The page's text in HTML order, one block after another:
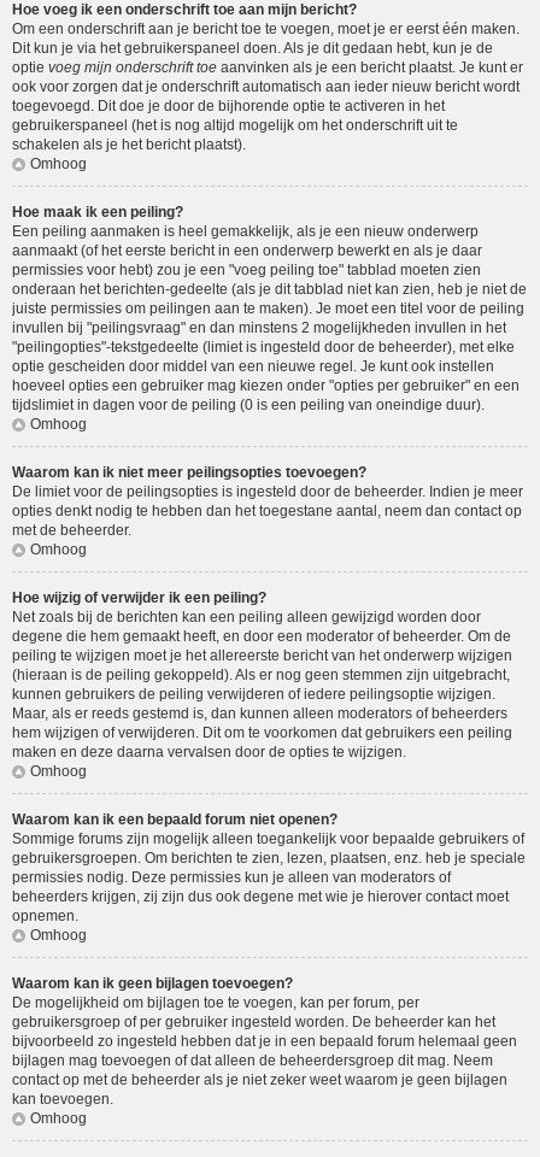
Hoe voeg ik een onderschrift toe aan mijn bericht?
Om een onderschrift aan je bericht toe te voegen, moet je er eerst één maken.
Dit kun je via het gebruikerspaneel doen. Als je dit gedaan hebt, kun je de
optie voeg mijn onderschrift toe aanvinken als je een bericht plaatst. Je kunt er
ook voor zorgen dat je onderschrift automatisch aan ieder nieuw bericht wordt
toegevoegd. Dit doe je door de bijhorende optie te activeren in het
gebruikerspaneel (het is nog altijd mogelijk om het onderschrift uit te
schakelen als je het bericht plaatst).
Omhoog
Hoe maak ik een peiling?
Een peiling aanmaken is heel gemakkelijk, als je een nieuw onderwerp
aanmaakt (of het eerste bericht in een onderwerp bewerkt en als je daar
permissies voor hebt) zou je een "voeg peiling toe" tabblad moeten zien
onderaan het berichten-gedeelte (als je dit tabblad niet kan zien, heb je niet de
juiste permissies om peilingen aan te maken). Je moet een titel voor de peiling
invullen bij "peilingsvraag" en dan minstens 2 mogelijkheden invullen in het
"peilingopties"-tekstgedeelte (limiet is ingesteld door de beheerder), met elke
optie gescheiden door middel van een nieuwe regel. Je kunt ook instellen
hoeveel opties een gebruiker mag kiezen onder "opties per gebruiker" en een
tijdslimiet in dagen voor de peiling (0 is een peiling van oneindige duur).
Omhoog
Waarom kan ik niet meer peilingsopties toevoegen?
De limiet voor de peilingsopties is ingesteld door de beheerder. Indien je meer
opties denkt nodig te hebben dan het toegestane aantal, neem dan contact op
met de beheerder.
Omhoog
Hoe wijzig of verwijder ik een peiling?
Net zoals bij de berichten kan een peiling alleen gewijzigd worden door
degene die hem gemaakt heeft, en door een moderator of beheerder. Om de
peiling te wijzigen moet je het allereerste bericht van het onderwerp wijzigen
(hieraan is de peiling gekoppeld). Als er nog geen stemmen zijn uitgebracht,
kunnen gebruikers de peiling verwijderen of iedere peilingsoptie wijzigen.
Maar, als er reeds gestemd is, dan kunnen alleen moderators of beheerders
hem wijzigen of verwijderen. Dit om te voorkomen dat gebruikers een peiling
maken en deze daarna vervalsen door de opties te wijzigen.
Omhoog
Waarom kan ik een bepaald forum niet openen?
Sommige forums zijn mogelijk alleen toegankelijk voor bepaalde gebruikers of
gebruikersgroepen. Om berichten te zien, lezen, plaatsen, enz. heb je speciale
permissies nodig. Deze permissies kun je alleen van moderators of
beheerders krijgen, zij zijn dus ook degene met wie je hierover contact moet
opnemen.
Omhoog
Waarom kan ik geen bijlagen toevoegen?
De mogelijkheid om bijlagen toe te voegen, kan per forum, per
gebruikersgroep of per gebruiker ingesteld worden. De beheerder kan het
bijvoorbeeld zo ingesteld hebben dat je in een bepaald forum helemaal geen
bijlagen mag toevoegen of dat alleen de beheerdersgroep dit mag. Neem
contact op met de beheerder als je niet zeker weet waarom je geen bijlagen
kan toevoegen.
Omhoog